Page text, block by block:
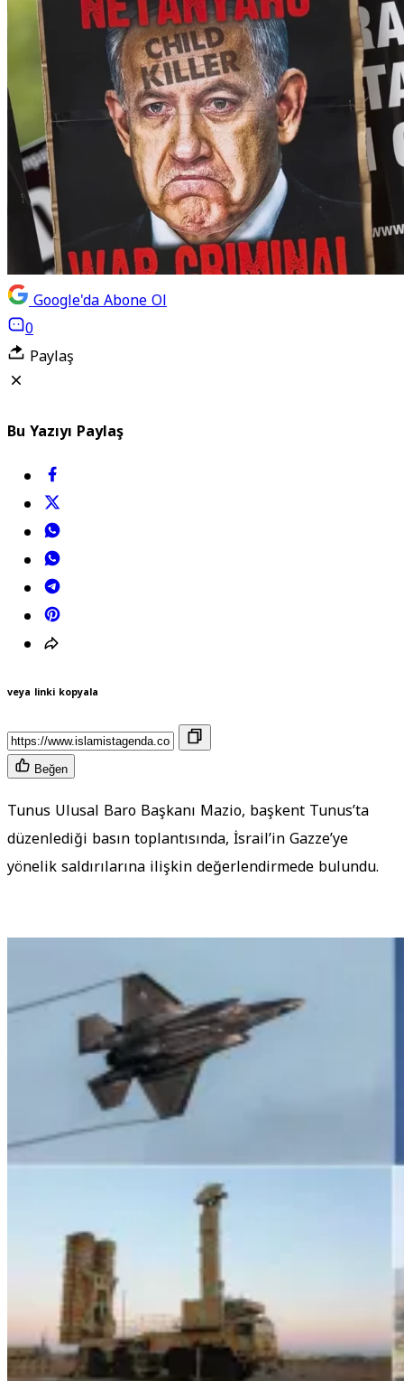
Google'da Abone Ol
0
Paylaş
Bu Yazıyı Paylaş
veya linki kopyala
Beğen
Tunus Ulusal Baro Başkanı Mazio, başkent Tunus’ta
düzenlediği basın toplantısında, İsrail’in Gazze’ye
yönelik saldırılarına ilişkin değerlendirmede bulundu.